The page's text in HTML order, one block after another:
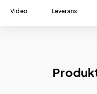
Video Leverans